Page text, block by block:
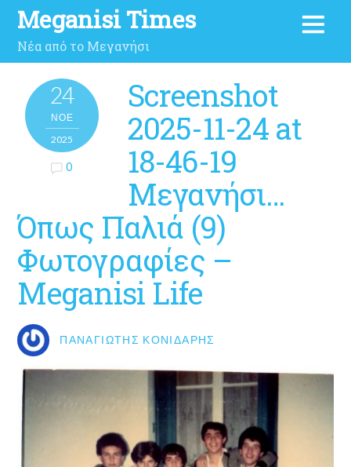
Meganisi Times
Νέα από το Μεγανήσι
24
ΝΟΈ
2025
0
Screenshot
2025-11-24 at
18-46-19
Μεγανήσι…
Όπως Παλιά (9)
Φωτογραφίες –
Meganisi Life
ΠΑΝΑΓΙΏΤΗΣ ΚΟΝΙΔΆΡΗΣ